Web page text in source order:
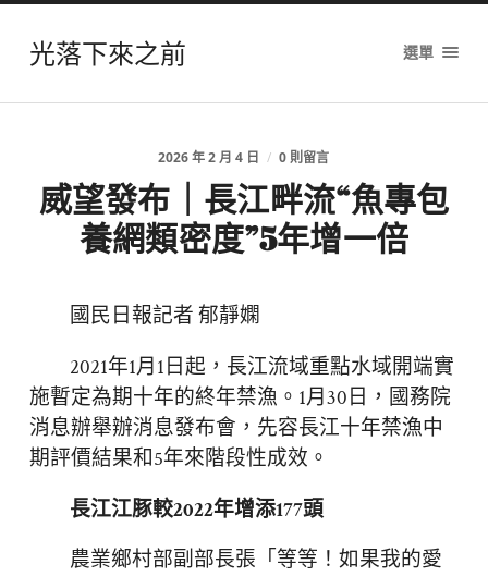
光落下來之前 選單
2026 年 2 月 4 日 / 0 則留言
威望發布｜長江畔流“魚專包
養網類密度”5年增一倍
國民日報記者 郁靜嫻
2021年1月1日起，長江流域重點水域開端實
施暫定為期十年的終年禁漁。1月30日，國務院
消息辦舉辦消息發布會，先容長江十年禁漁中
期評價結果和5年來階段性成效。
長江江豚較2022年增添177頭
農業鄉村部副部長張「等等！如果我的愛